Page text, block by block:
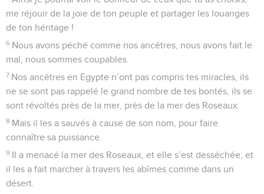
me réjouir de la joie de ton peuple et partager les louanges
de ton héritage !
6 Nous avons péché comme nos ancêtres, nous avons fait le
mal, nous sommes coupables.
7 Nos ancêtres en Egypte n’ont pas compris tes miracles, ils
ne se sont pas rappelé le grand nombre de tes bontés, ils se
sont révoltés près de la mer, près de la mer des Roseaux.
8 Mais il les a sauvés à cause de son nom, pour faire
connaître sa puissance.
9 Il a menacé la mer des Roseaux, et elle s’est desséchée, et
il les a fait marcher à travers les abîmes comme dans un
désert.